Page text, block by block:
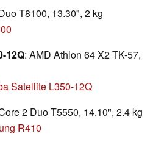
T8100, 13.30", 2 kg
12Q: AMD Athlon 64 X2 TK-57,
Satellite L350-12Q
2 Duo T5550, 14.10", 2.4 kg
R410